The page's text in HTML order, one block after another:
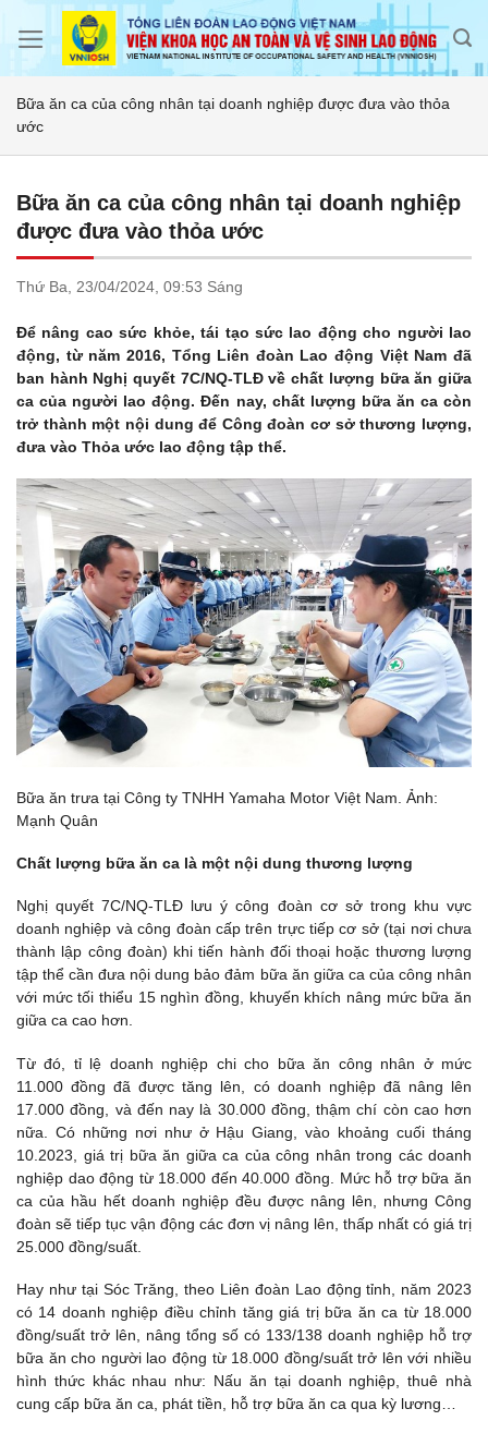
Bữa ăn ca của công nhân tại doanh nghiệp được đưa vào thỏa
ước
Bữa ăn ca của công nhân tại doanh nghiệp
được đưa vào thỏa ước
Thứ Ba, 23/04/2024, 09:53 Sáng
Để nâng cao sức khỏe, tái tạo sức lao động cho người lao
động, từ năm 2016, Tổng Liên đoàn Lao động Việt Nam đã
ban hành Nghị quyết 7C/NQ-TLĐ về chất lượng bữa ăn giữa
ca của người lao động. Đến nay, chất lượng bữa ăn ca còn
trở thành một nội dung để Công đoàn cơ sở thương lượng,
đưa vào Thỏa ước lao động tập thể.
Bữa ăn trưa tại Công ty TNHH Yamaha Motor Việt Nam. Ảnh:
Mạnh Quân
Chất lượng bữa ăn ca là một nội dung thương lượng
Nghị quyết 7C/NQ-TLĐ lưu ý công đoàn cơ sở trong khu vực
doanh nghiệp và công đoàn cấp trên trực tiếp cơ sở (tại nơi chưa
thành lập công đoàn) khi tiến hành đối thoại hoặc thương lượng
tập thể cần đưa nội dung bảo đảm bữa ăn giữa ca của công nhân
với mức tối thiểu 15 nghìn đồng, khuyến khích nâng mức bữa ăn
giữa ca cao hơn.
Từ đó, tỉ lệ doanh nghiệp chi cho bữa ăn công nhân ở mức
11.000 đồng đã được tăng lên, có doanh nghiệp đã nâng lên
17.000 đồng, và đến nay là 30.000 đồng, thậm chí còn cao hơn
nữa. Có những nơi như ở Hậu Giang, vào khoảng cuối tháng
10.2023, giá trị bữa ăn giữa ca của công nhân trong các doanh
nghiệp dao động từ 18.000 đến 40.000 đồng. Mức hỗ trợ bữa ăn
ca của hầu hết doanh nghiệp đều được nâng lên, nhưng Công
đoàn sẽ tiếp tục vận động các đơn vị nâng lên, thấp nhất có giá trị
25.000 đồng/suất.
Hay như tại Sóc Trăng, theo Liên đoàn Lao động tỉnh, năm 2023
có 14 doanh nghiệp điều chỉnh tăng giá trị bữa ăn ca từ 18.000
đồng/suất trở lên, nâng tổng số có 133/138 doanh nghiệp hỗ trợ
bữa ăn cho người lao động từ 18.000 đồng/suất trở lên với nhiều
hình thức khác nhau như: Nấu ăn tại doanh nghiệp, thuê nhà
cung cấp bữa ăn ca, phát tiền, hỗ trợ bữa ăn ca qua kỳ lương…